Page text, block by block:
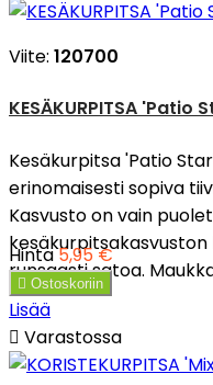
Viite: 120700
KESÄKURPITSA 'Patio
Kesäkurpitsa 'Patio
erinomaisesti sopiva
Kasvusto on vain
runsaasti satoa.
Hinta5,95 €
 Ostoskoriin
Lisää
 Varastossa